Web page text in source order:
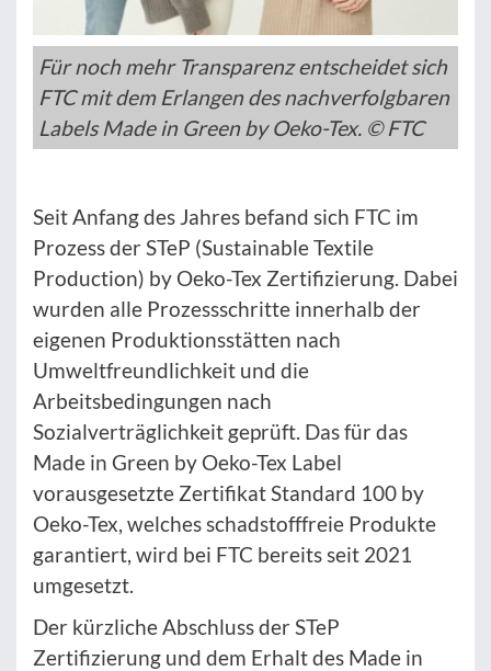
Für noch mehr Transparenz entscheidet sich
FTC mit dem Erlangen des nachverfolgbaren
Labels Made in Green by Oeko-Tex. © FTC
Seit Anfang des Jahres befand sich FTC im
Prozess der STeP (Sustainable Textile
Production) by Oeko-Tex Zertifizierung. Dabei
wurden alle Prozessschritte innerhalb der
eigenen Produktionsstätten nach
Umweltfreundlichkeit und die
Arbeitsbedingungen nach
Sozialverträglichkeit geprüft. Das für das
Made in Green by Oeko-Tex Label
vorausgesetzte Zertifikat Standard 100 by
Oeko-Tex, welches schadstofffreie Produkte
garantiert, wird bei FTC bereits seit 2021
umgesetzt.
Der kürzliche Abschluss der STeP
Zertifizierung und dem Erhalt des Made in